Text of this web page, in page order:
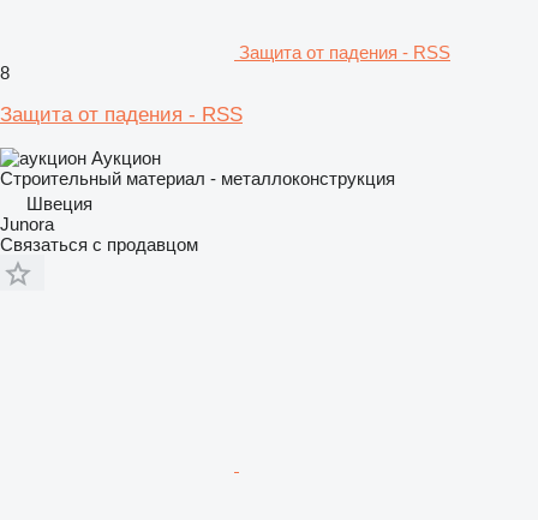
Защита от падения - RSS
8
Защита от падения - RSS
Аукцион
Строительный материал - металлоконструкция
Швеция
Junora
Связаться с продавцом